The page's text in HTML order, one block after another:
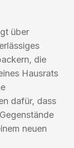
über
die
Hausrats
dafür, dass
neuen